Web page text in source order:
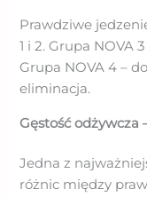
Prawdziwe
1 i 2. Grupa NOVA
Grupa NOVA 4 –
eliminacja.
Gęstość odżywcza
Jedna z
różnic między